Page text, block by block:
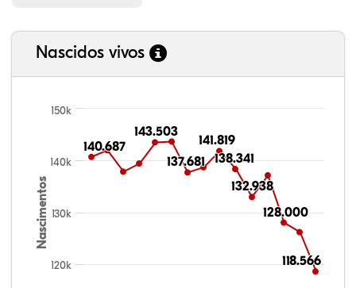
Nascidos vivos
Nascimentos
140.687
140.687
143.503
143.503
137.681
137.681
141.819
141.819
138.341
138.341
132.938
132.938
128.000
128.000
118.566
118.566
120k
130k
140k
150k